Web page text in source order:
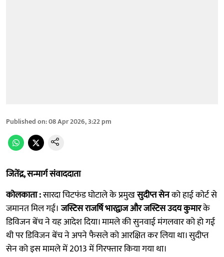
Published on:08 Apr 2026, 3:22 pm
जितेंद्र, सन्मार्ग संवाददाता
कोलकाता :सारदा चिटफंड घोटाले के प्रमुखसुदीप्त सेनको हाई कोर्ट से
जमानत मिल गई।जस्टिस राजर्षि भारद्वाज और जस्टिस उदय कुमारके
डिविजन बेंच ने यह आदेश दिया। मामले की सुनवाई मंगलवार को हो गई
थी पर डिविजन बेंच ने अपने फैसले को आरक्षित कर लिया था। सुदीप्त
सेन को इस मामले में 2013 में गिरफ्तार किया गया था।